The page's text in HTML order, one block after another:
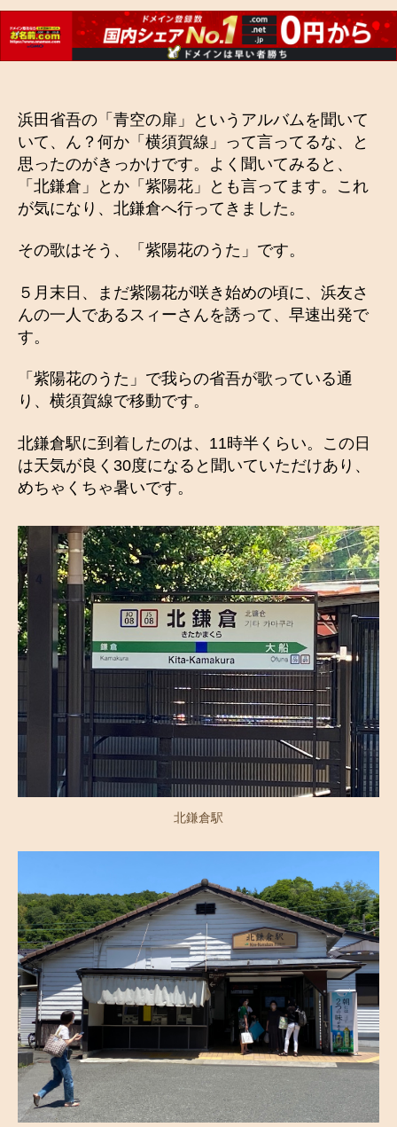
浜田省吾の「青空の扉」というアルバムを聞いて
いて、ん？何か「横須賀線」って言ってるな、と
思ったのがきっかけです。よく聞いてみると、
「北鎌倉」とか「紫陽花」とも言ってます。これ
が気になり、北鎌倉へ行ってきました。
その歌はそう、「紫陽花のうた」です。
５月末日、まだ紫陽花が咲き始めの頃に、浜友さ
んの一人であるスィーさんを誘って、早速出発で
す。
「紫陽花のうた」で我らの省吾が歌っている通
り、横須賀線で移動です。
北鎌倉駅に到着したのは、11時半くらい。この日
は天気が良く30度になると聞いていただけあり、
めちゃくちゃ暑いです。
北鎌倉駅